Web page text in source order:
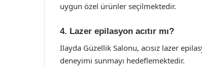
uygun özel ürünler seçilmektedir.
4. Lazer epilasyon acıtır mı?
İlayda Güzellik Salonu, acısız lazer
deneyimi sunmayı hedeflemektedir.